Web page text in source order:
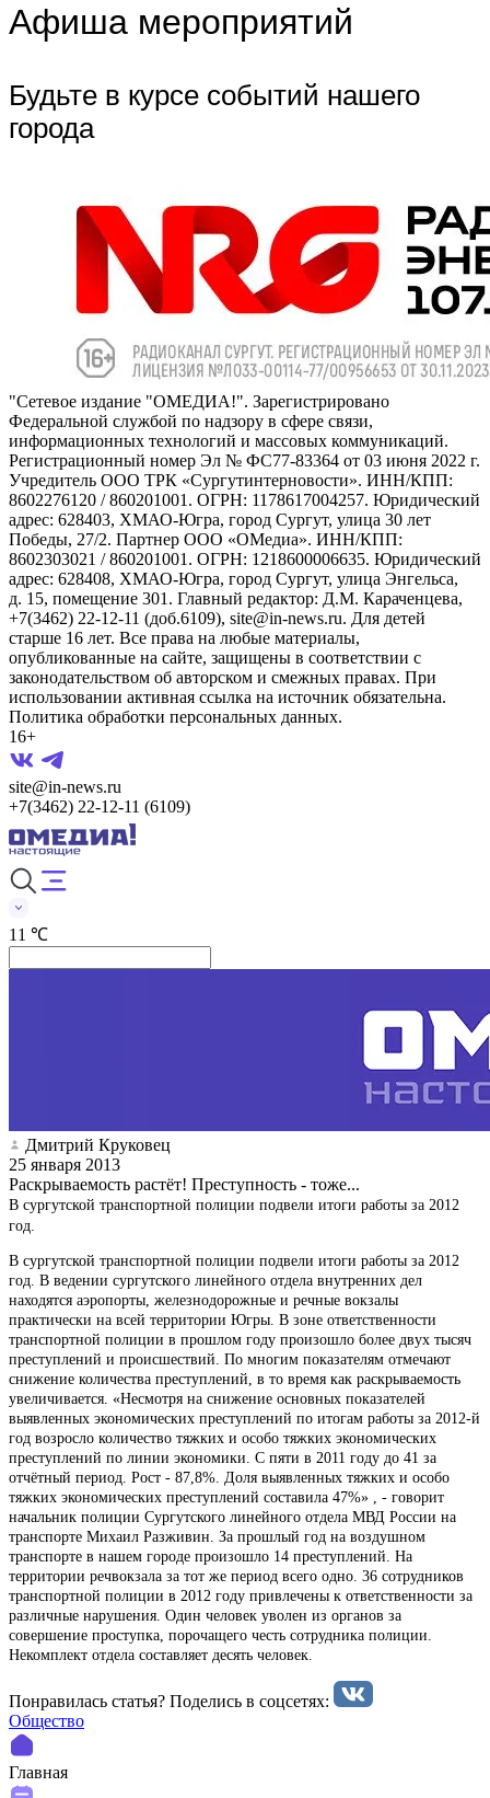
Афиша мероприятий
Будьте в курсе событий нашего
города
"Сетевое издание "ОМЕДИА!". Зарегистрировано
Федеральной службой по надзору в сфере связи,
информационных технологий и массовых коммуникаций.
Регистрационный номер Эл № ФС77-83364 от 03 июня 2022 г.
Учредитель ООО ТРК «Сургутинтерновости». ИНН/КПП:
8602276120 / 860201001. ОГРН: 1178617004257. Юридический
адрес: 628403, ХМАО-Югра, город Сургут, улица 30 лет
Победы, 27/2. Партнер ООО «ОМедиа». ИНН/КПП:
8602303021 / 860201001. ОГРН: 1218600006635. Юридический
адрес: 628408, ХМАО-Югра, город Сургут, улица Энгельса,
д. 15, помещение 301. Главный редактор: Д.М. Караченцева,
+7(3462) 22-12-11 (доб.6109), site@in-news.ru. Для детей
старше 16 лет. Все права на любые материалы,
опубликованные на сайте, защищены в соответствии с
законодательством об авторском и смежных правах. При
использовании активная ссылка на источник обязательна.
Политика обработки персональных данных.
16+
site@in-news.ru
+7(3462) 22-12-11 (6109)
11 ℃
Дмитрий Круковец
25 января 2013
Раскрываемость растёт! Преступность - тоже...
В сургутской транспортной полиции подвели итоги работы за 2012
год.
В сургутской транспортной полиции подвели итоги работы за 2012
год. В ведении сургутского линейного отдела внутренних дел
находятся аэропорты, железнодорожные и речные вокзалы
практически на всей территории Югры. В зоне ответственности
транспортной полиции в прошлом году произошло более двух тысяч
преступлений и происшествий. По многим показателям отмечают
снижение количества преступлений, в то время как раскрываемость
увеличивается. «Несмотря на снижение основных показателей
выявленных экономических преступлений по итогам работы за 2012-й
год возросло количество тяжких и особо тяжких экономических
преступлений по линии экономики. С пяти в 2011 году до 41 за
отчётный период. Рост - 87,8%. Доля выявленных тяжких и особо
тяжких экономических преступлений составила 47%» , - говорит
начальник полиции Сургутского линейного отдела МВД России на
транспорте Михаил Разживин. За прошлый год на воздушном
транспорте в нашем городе произошло 14 преступлений. На
территории речвокзала за тот же период всего одно. 36 сотрудников
транспортной полиции в 2012 году привлечены к ответственности за
различные нарушения. Один человек уволен из органов за
совершение проступка, порочащего честь сотрудника полиции.
Некомплект отдела составляет десять человек.
Понравилась статья? Поделиcь в соцсетях:
Общество
Главная